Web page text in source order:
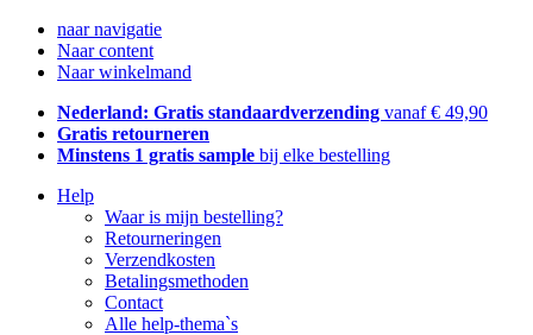
naar navigatie
Naar content
Naar winkelmand
Nederland: Gratis standaardverzending vanaf € 49,90
Gratis retourneren
Minstens 1 gratis sample bij elke bestelling
Help
Waar is mijn bestelling?
Retourneringen
Verzendkosten
Betalingsmethoden
Contact
Alle help-thema`s